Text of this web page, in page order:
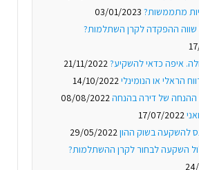
מתממשות? 03/01/2023
ההפקדה לקרן השתלמות?
איפה כדאי להשקיע?21/11/2022
הראלי או הנומינלי14/10/2022
ההנחה של דירה בהנחה08/08/2022
17/07/2022
להשקעה בשוק ההון29/05/2022
השקעה לבחור לקרן ההשתלמות?